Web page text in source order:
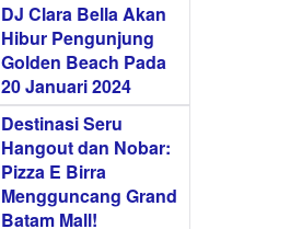
DJ Clara Bella Akan
Hibur Pengunjung
Golden Beach Pada
20 Januari 2024
Destinasi Seru
Hangout dan Nobar:
Pizza E Birra
Mengguncang Grand
Batam Mall!